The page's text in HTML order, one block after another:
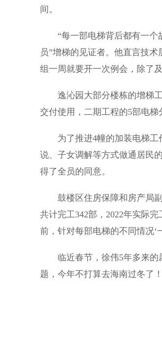
间。
“每一部电梯背后都有一个
员”增梯的见证者。他直言技
组一周就要开一次例会，除了
逸沁园大部分楼栋的增梯工
交付使用，二期工程的5部电梯
为了推进4幢的加装电梯工
说、子女调解等方式做通居民
得了全员的同意。
鼓楼区住房保障和房产局副
共计完工342部，2022年实际
前，针对每部电梯的不同情况‘
临近春节，徐伟5年多来的
题，今年不打算去海南过冬了